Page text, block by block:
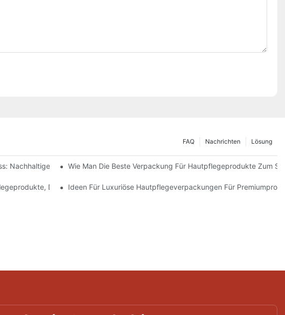
Lösung
Nachrichten
FAQ
Nachhaltige VerpackungslösungenWie Man Die Beste Verpackung Für Hautpflegeprodukte Zum
Die Markentreue Fördern
Ideen Für Luxuriöse Hautpflegeverpackungen Für